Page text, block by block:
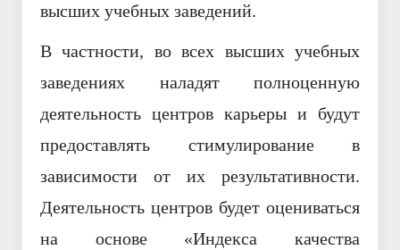
высших учебных заведений.
В частности, во всех высших учебных
заведениях наладят полноценную
деятельность центров карьеры и будут
предоставлять стимулирование в
зависимости от их результативности.
Деятельность центров будет оцениваться
на основе «Индекса качества